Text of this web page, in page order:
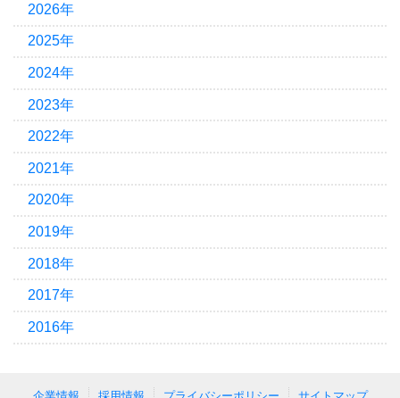
2026年
2025年
2024年
2023年
2022年
2021年
2020年
2019年
2018年
2017年
2016年